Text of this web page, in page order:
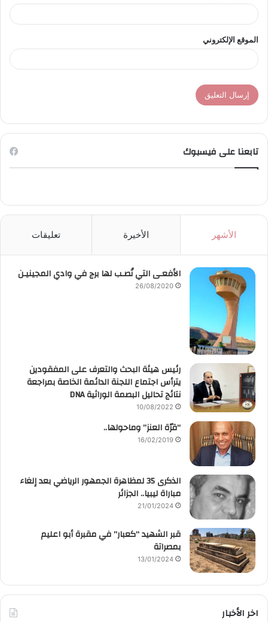
الموقع الإلكتروني
تابعنا على فيسبوك
الأشهر الأخيرة تعليقات
الأفعـى التي نُصـب لها برج في وادي المجينيـن
26/08/2020
رئيس هيئة البحث والتعرف على المفقودين
يترأس اجتماع اللجنة الدائمة الخاصة بمراجعة
نتائج تحاليل البصمة الوراثية DNA
10/08/2022
“قرّة العنز” وماحولها..
16/02/2019
الذكرى 35 لمظاهرة الجمهور الرياضي بعد إلغاء
مباراة ليبيا.. الجزائر
21/01/2024
قبر الشهيد “كعبار” في مقبرة أبو اعليم
بمصراتة
13/01/2024
اخر الأخبار